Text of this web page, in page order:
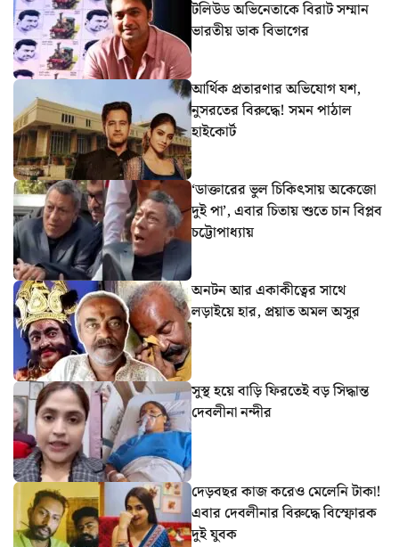
টলিউড অভিনেতাকে বিরাট সম্মান
ভারতীয় ডাক বিভাগের
আর্থিক প্রতারণার অভিযোগ যশ,
নুসরতের বিরুদ্ধে! সমন পাঠাল
হাইকোর্ট
‘ডাক্তারের ভুল চিকিৎসায় অকেজো
দুই পা’, এবার চিতায় শুতে চান বিপ্লব
চট্টোপাধ্যায়
অনটন আর একাকীত্বের সাথে
লড়াইয়ে হার, প্রয়াত অমল অসুর
সুস্থ হয়ে বাড়ি ফিরতেই বড় সিদ্ধান্ত
দেবলীনা নন্দীর
দেড়বছর কাজ করেও মেলেনি টাকা!
এবার দেবলীনার বিরুদ্ধে বিস্ফোরক
দুই যুবক